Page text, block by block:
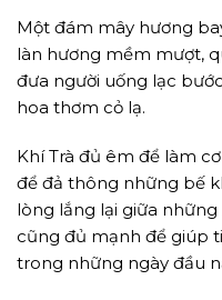
Một đám mây hương
làn hương mềm mượt,
đưa người uống lạc
hoa thơm cỏ lạ.
Khí Trà đủ êm để làm
để đả thông những bế
lòng lắng lại giữa
cũng đủ mạnh để giúp
trong những ngày đầu